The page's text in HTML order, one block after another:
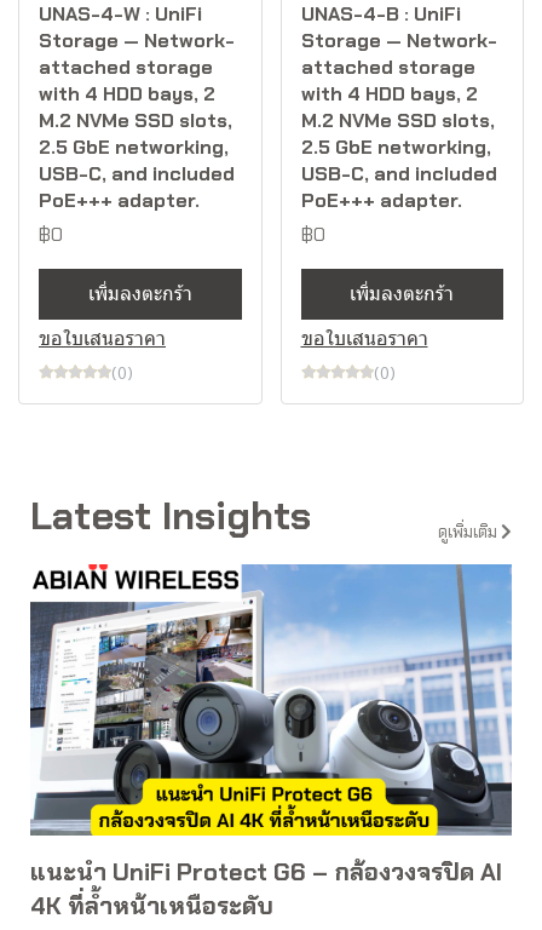
UNAS-4-W : UniFi
Storage — Network-
attached storage
with 4 HDD bays, 2
M.2 NVMe SSD slots,
2.5 GbE networking,
USB-C, and included
PoE+++ adapter.
฿0
เพิ่มลงตะกร้า
ขอใบเสนอราคา
(0)
UNAS-4-B : UniFi
Storage — Network-
attached storage
with 4 HDD bays, 2
M.2 NVMe SSD slots,
2.5 GbE networking,
USB-C, and included
PoE+++ adapter.
฿0
เพิ่มลงตะกร้า
ขอใบเสนอราคา
(0)
Latest Insights ดูเพิ่มเติม
แนะนำ UniFi Protect G6 – กล้องวงจรปิด AI
4K ที่ล้ำหน้าเหนือระดับ